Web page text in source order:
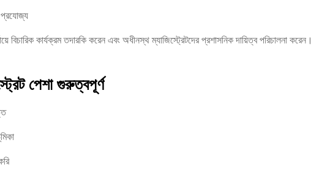
প্রযোজ্য
বিচারিক কার্যক্রম তদারকি করেন এবং অধীনস্থ ম্যাজিস্ট্রেটদের প্রশাসনিক দায়িত্ব পরিচালনা করেন।
পেশা গুরুত্বপূর্ণ